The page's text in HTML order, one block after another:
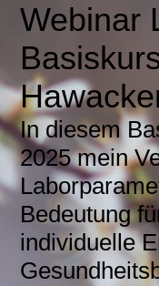
Webinar
In diesem
2025 mein
Bedeutung
individuelle